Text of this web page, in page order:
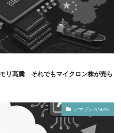
リ高騰 それでもマイクロン株が売ら
アマゾン AMZN